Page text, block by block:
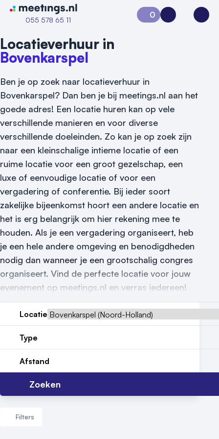
Naar home van Meetings
055 578 65 11
Vraag locatie aan
Locatiegids
Meld locatie aan
Nieuws
Reviews (5⭐️)
Contact
0
Aanvraag 0Inloggen
Locatieverhuur in
Bovenkarspel
Ben je op zoek naar locatieverhuur in
Bovenkarspel? Dan ben je bij meetings.nl aan het
goede adres! Een locatie huren kan op vele
verschillende manieren en voor diverse
verschillende doeleinden. Zo kan je op zoek zijn
naar een kleinschalige intieme locatie of een
ruime locatie voor een groot gezelschap, een
luxe of eenvoudige locatie of voor een
vergadering of conferentie. Bij ieder soort
zakelijke bijeenkomst hoort een andere locatie en
het is erg belangrijk om hier rekening mee te
houden. Als je een vergadering organiseert, heb
je een hele andere omgeving en benodigdheden
nodig dan wanneer je een grootschalig congres
organiseert. Vind de perfecte locatie voor jouw
evenement op meetings.nl en verras iedereen!
Locatie
Type
Afstand
Zoeken
Filters